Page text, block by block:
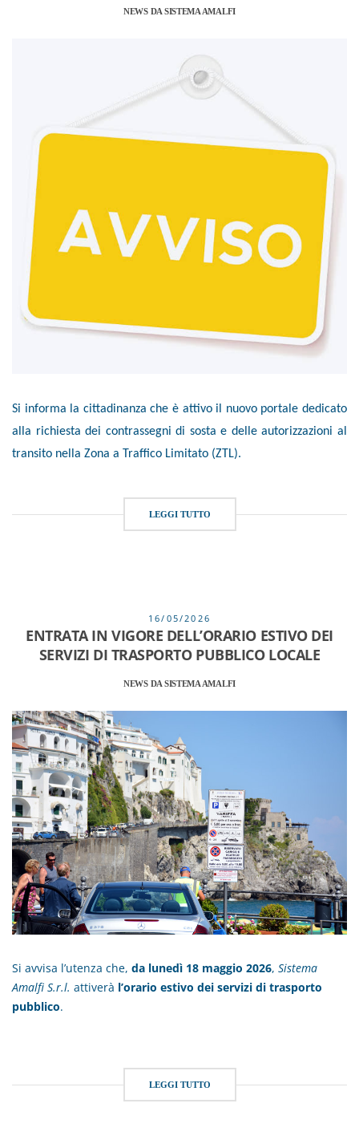
NEWS DA SISTEMA AMALFI
Si informa la cittadinanza che è attivo il nuovo portale dedicato
alla richiesta dei contrassegni di sosta e delle autorizzazioni al
transito nella Zona a Traffico Limitato (ZTL).
LEGGI TUTTO
16/05/2026
ENTRATA IN VIGORE DELL’ORARIO ESTIVO DEI
SERVIZI DI TRASPORTO PUBBLICO LOCALE
NEWS DA SISTEMA AMALFI
Si avvisa l’utenza che, da lunedì 18 maggio 2026, Sistema
Amalfi S.r.l. attiverà l’orario estivo dei servizi di trasporto
pubblico.
LEGGI TUTTO